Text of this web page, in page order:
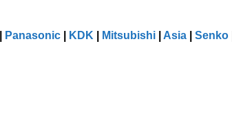
Panasonic KDK Mitsubishi Asia Senko